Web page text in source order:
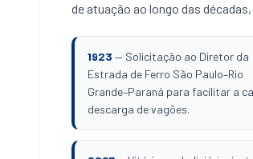
de atuação ao longo das
1923 — Solicitação ao Diretor da
Estrada de Ferro São Paulo–Rio
Grande–Paraná para facilitar a
descarga de vagões.